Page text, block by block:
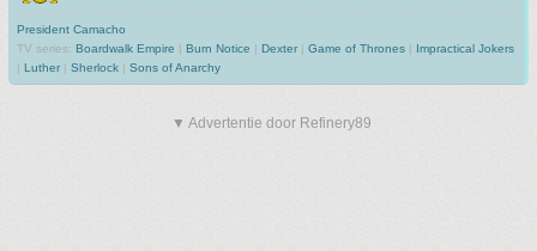
President Camacho
TV series: Boardwalk Empire | Burn Notice | Dexter | Game of Thrones | Impractical Jokers
| Luther | Sherlock | Sons of Anarchy
▼ Advertentie door Refinery89